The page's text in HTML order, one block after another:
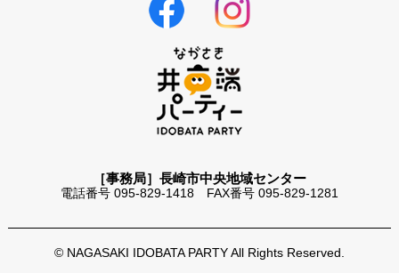
［事務局］長崎市中央地域センター
電話番号 095-829-1418 FAX番号 095-829-1281
© NAGASAKI IDOBATA PARTY All Rights Reserved.